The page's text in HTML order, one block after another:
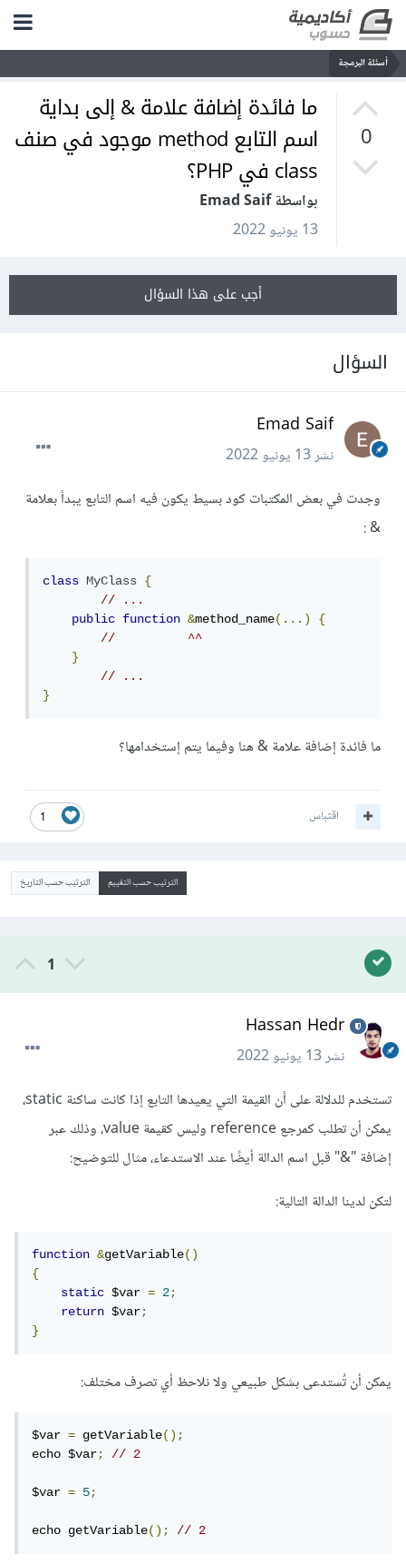
أسئلة البرمجة
0
ما فائدة إضافة علامة & إلى بداية
اسم التابع method موجود في صنف
class في PHP؟
بواسطة Emad Saif
13 يونيو 2022
أجب على هذا السؤال
السؤال
Emad Saif
نشر13 يونيو 2022
وجدت في بعض المكتبات كود بسيط يكون فيه اسم التابع يبدأ بعلامة
& :
class MyClass
{
// ...
public
function &method_name(...)
{
//          ^^
}
// ...
}
ما فائدة إضافة علامة & هنا وفيما يتم إستخدامها؟
1 اقتباس
الترتيب حسب التقييم الترتيب حسب التاريخ
1
Hassan Hedr
نشر13 يونيو 2022
تستخدم للدلالة على أن القيمة التي يعيدها التابع إذا كانت ساكنة static،
يمكن أن تطلب كمرجع reference وليس كقيمة value، وذلك عبر
إضافة "&" قبل اسم الدالة أيضًا عند الاستدعاء، مثال للتوضيح:
لتكن لدينا الدالة التالية:
function &getVariable()
{
static $var = 2;
return $var;
}
يمكن أن تُستدعى بشكل طبيعي ولا نلاحظ أي تصرف مختلف:
$var = getVariable();
echo $var; // 2
$var = 5;
echo getVariable(); // 2